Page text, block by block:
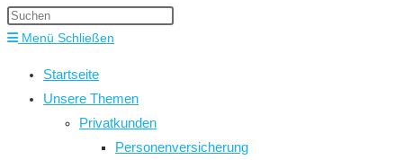
umschalten
panel.
Menü Schließen
Startseite
Unsere Themen
Privatkunden
Personenversicherung